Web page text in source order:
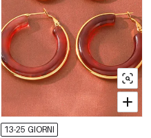
13-25 GIORNI